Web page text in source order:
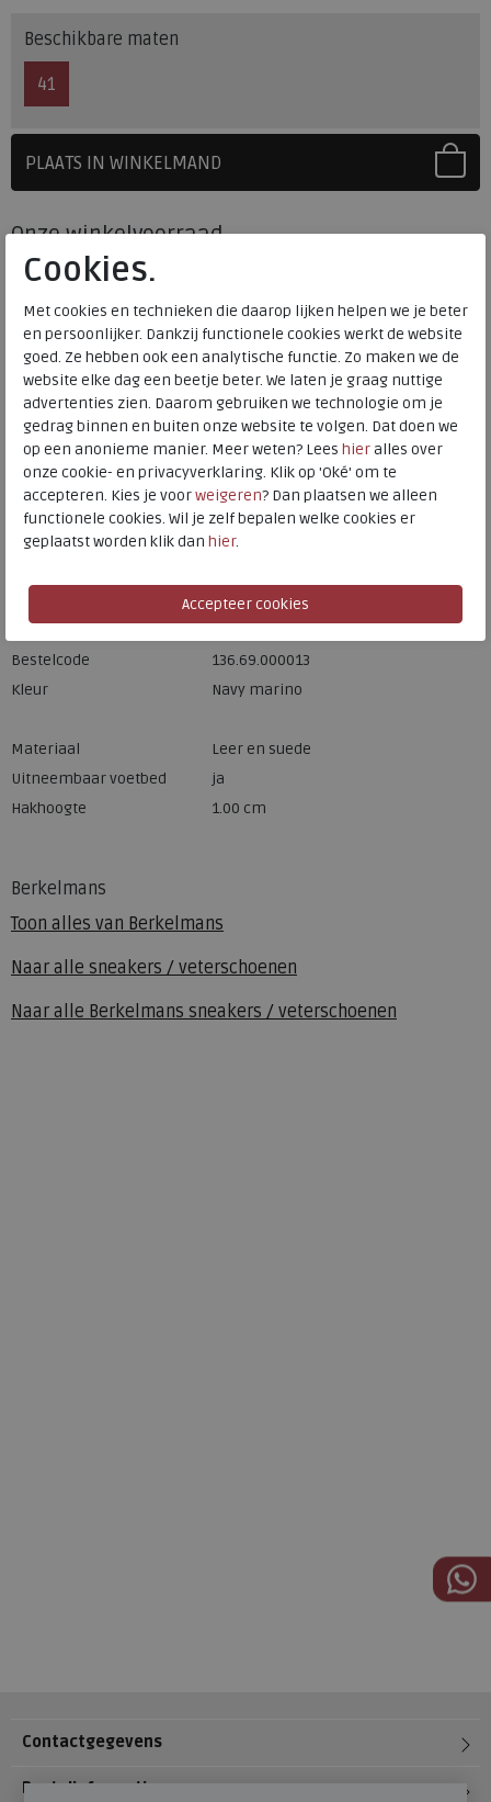
Berkelmans
Toon alles van Berkelmans
Naar alle sneakers / veterschoenen
Naar alle Berkelmans sneakers / veterschoenen
Beschikbare maten
41
PLAATS IN WINKELMAND
Onze winkelvoorraad
Maat
HEEMSKERK
Meijerink Hoorn
HOORN
Hulp nodig? bel:0229 760 760
Gratis verzending binnen Nederland*
Voor 14:00 uur besteld = dezelfde werkdag verzonden*
Altijd retourneren, binnen 1 werkdag terugbetaald
Berkelmans
Bestelcode
136.69.000013
Kleur
Navy marino
Materiaal
Leer en suede
Uitneembaar voetbed
ja
Hakhoogte
1.00 cm
Contactgegevens
Bestelinformatie
Cookies.
Met cookies en technieken die daarop lijken helpen we je beter
en persoonlijker. Dankzij functionele cookies werkt de website
goed. Ze hebben ook een analytische functie. Zo maken we de
website elke dag een beetje beter. We laten je graag nuttige
advertenties zien. Daarom gebruiken we technologie om je
gedrag binnen en buiten onze website te volgen. Dat doen we
op een anonieme manier. Meer weten? Lees hieralles over
onze cookie- en privacyverklaring. Klik op 'Oké' om te
accepteren. Kies je voorweigeren? Dan plaatsen we alleen
functionele cookies. Wil je zelf bepalen welke cookies er
geplaatst worden klik dan hier.